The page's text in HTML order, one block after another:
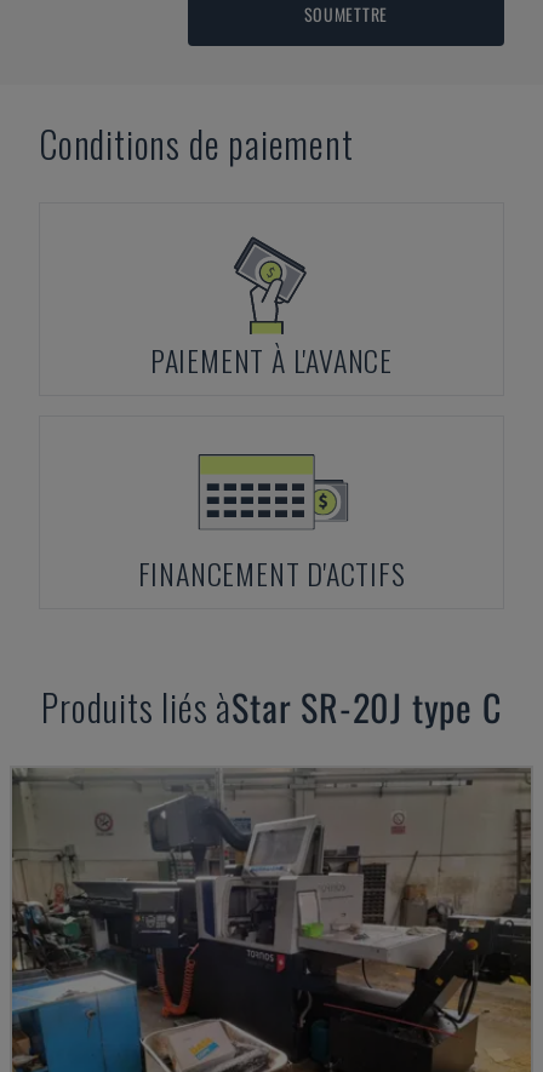
SOUMETTRE
Conditions de paiement
PAIEMENT À L'AVANCE
FINANCEMENT D'ACTIFS
Produits liés àStar SR-20J type C